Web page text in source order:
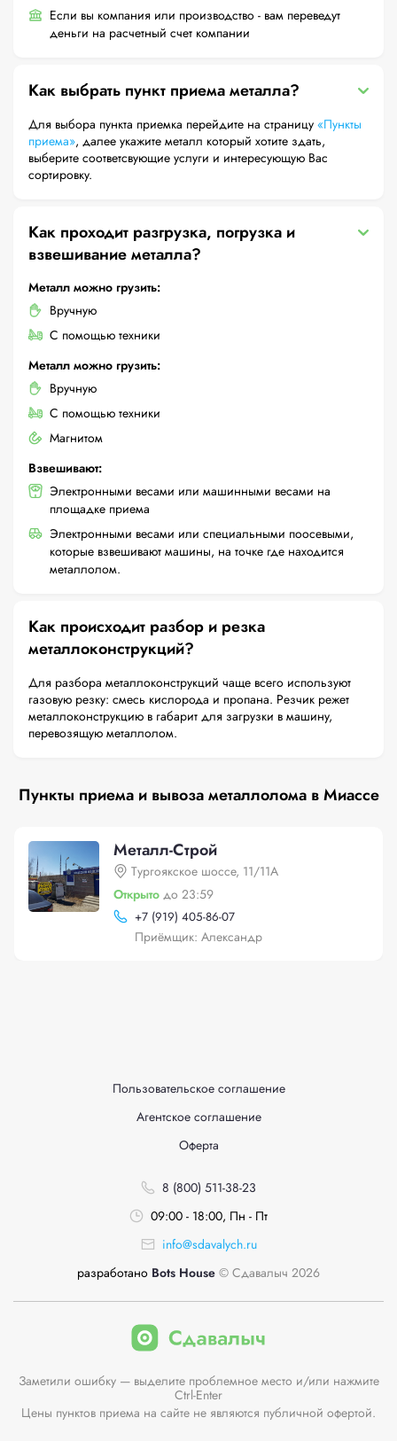
Если вы компания или производство - вам переведут
деньги на расчетный счет компании
Как выбрать пункт приема металла?
Для выбора пункта приемка перейдите на страницу «Пункты
приема», далее укажите металл который хотите здать,
выберите соответсвующие услуги и интересующую Вас
сортировку.
Как проходит разгрузка, погрузка и
взвешивание металла?
Металл можно грузить:
Вручную
С помощью техники
Металл можно грузить:
Вручную
С помощью техники
Магнитом
Взвешивают:
Электронными весами или машинными весами на
площадке приема
Электронными весами или специальными поосевыми,
которые взвешивают машины, на точке где находится
металлолом.
Как происходит разбор и резка
металлоконструкций?
Для разбора металлоконструкций чаще всего используют
газовую резку: смесь кислорода и пропана. Резчик режет
металлоконструкцию в габарит для загрузки в машину,
перевозящую металлолом.
Пункты приема и вывоза металлолома в Миассе
Металл-Строй
Тургоякское шоссе, 11/11А
Открыто до 23:59
+7 (919) 405-86-07
Приёмщик: Александр
Пользовательское соглашение
Агентское соглашение
Оферта
8 (800) 511-38-23
09:00 - 18:00, Пн - Пт
info@sdavalych.ru
разработано Bots House © Сдавалыч 2026
Заметили ошибку — выделите проблемное место и/или нажмите
Ctrl-Enter
Цены пунктов приема на сайте не являются публичной офертой.